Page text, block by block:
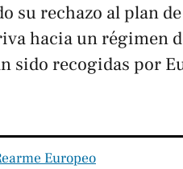
su rechazo al plan
hacia un régimen
sido recogidas por
Europeo